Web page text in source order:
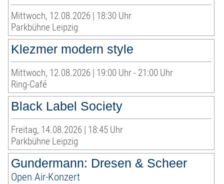
Mittwoch, 12.08.2026 | 18:30 Uhr
Parkbühne Leipzig
Klezmer modern style
Mittwoch, 12.08.2026 | 19:00 Uhr - 21:00 Uhr
Ring-Café
Black Label Society
Freitag, 14.08.2026 | 18:45 Uhr
Parkbühne Leipzig
Gundermann: Dresen & Scheer
Open Air-Konzert